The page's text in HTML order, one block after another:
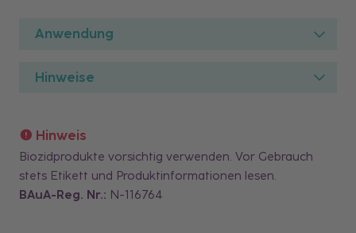
Anwendung
Hinweise
Hinweis
Biozidprodukte vorsichtig verwenden. Vor Gebrauch
stets Etikett und Produktinformationen lesen.
BAuA-Reg. Nr.: N-116764